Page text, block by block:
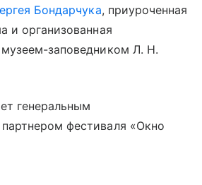
Бондарчука, приуроченная
и организованная
заповедником Л. Н.
генеральным
фестиваля «Окно